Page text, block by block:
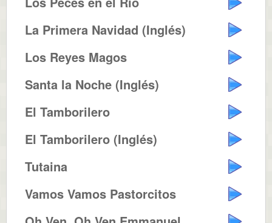
La Primera Navidad (Inglés)
Los Reyes Magos
Santa la Noche (Inglés)
El Tamborilero
El Tamborilero (Inglés)
Tutaina
Vamos Vamos Pastorcitos